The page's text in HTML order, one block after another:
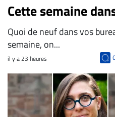
Cette semaine
Quoi de neuf dans vos
semaine, on...
il y a 23 heures